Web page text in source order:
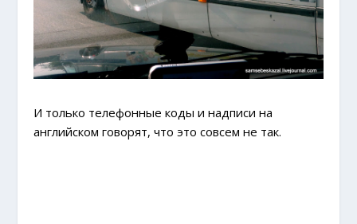
И только телефонные коды и надписи на
английском говорят, что это совсем не так.